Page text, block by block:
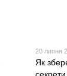
20 липня
Як